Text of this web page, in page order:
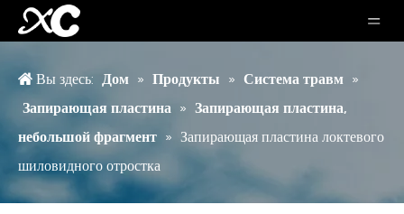
Вы здесь: Дом » Продукты » Система травм »
Запирающая пластина » Запирающая пластина,
небольшой фрагмент » Запирающая пластина локтевого
шиловидного отростка